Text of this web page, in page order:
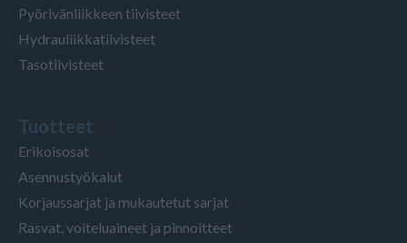
Pyörivänliikkeen tiivisteet
Hydrauliikkatiivisteet
Tasotiivisteet
Tuotteet
Erikoisosat
Asennustyökalut
Korjaussarjat ja mukautetut sarjat
Rasvat, voiteluaineet ja pinnoitteet